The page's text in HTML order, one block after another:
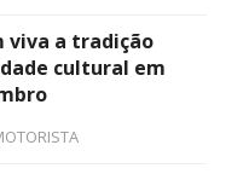
viva a tradição
cultural em